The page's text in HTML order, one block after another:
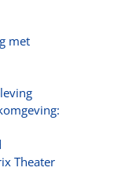
met
Theater